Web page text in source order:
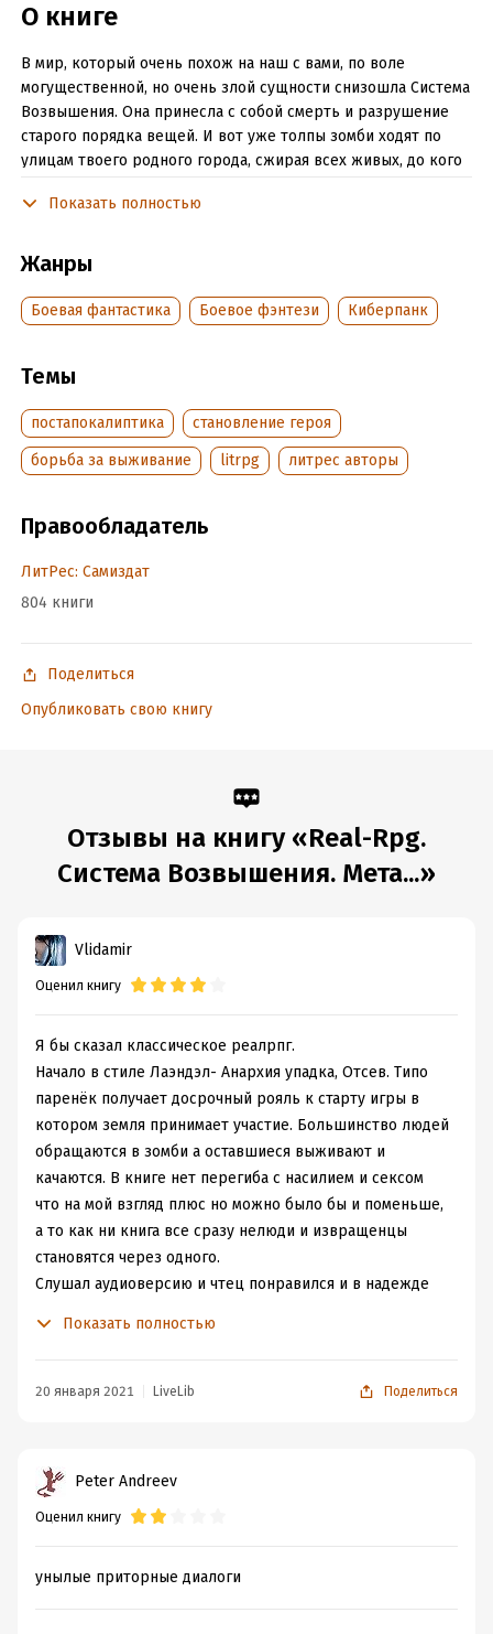
О книге
В мир, который очень похож на наш с вами, по воле
могущественной, но очень злой сущности снизошла Система
Возвышения. Она принесла с собой смерть и разрушение
старого порядка вещей. И вот уже толпы зомби ходят по
улицам твоего родного города, сжирая всех живых, до кого
апокалипсис! Именно в такой обстановке и предстоит
его мир.
Подробная информация
Объем:
Год издания:2026
Дата поступления:31 марта 2026
ISBN (EAN):9785532034969
Показать полностью
Жанры
Боевая фантастика Боевое фэнтези Киберпанк
Темы
постапокалиптика
становление героя
борьба за выживание
litrpg литрес авторы
Правообладатель
ЛитРес: Самиздат
804 книги
Поделиться
Опубликовать свою книгу
Отзывы на книгу «Real-Rpg.
Система Возвышения. Мета...»
Vlidamir
Оценил книгу
Я бы сказал классическое реалрпг.
Начало в стиле Лаэндэл- Анархия упадка, Отсев. Типо
паренёк получает досрочный рояль к старту игры в
котором земля принимает участие. Большинство людей
обращаются в зомби а оставшиеся выживают и
качаются. В книге нет перегиба с насилием и сексом
что на мой взгляд плюс но можно было бы и поменьше,
а то как ни книга все сразу нелюди и извращенцы
становятся через одного.
Слушал аудиоверсию и чтец понравился и в надежде
Показать полностью
20 января 2021 LiveLib Поделиться
Peter Andreev
Оценил книгу
унылые приторные диалоги